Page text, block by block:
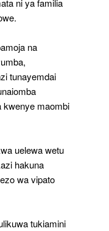
ni ya familia
na
tunayemdai
kwenye maombi
uelewa wetu
hakuna
wa vipato
tukiamini